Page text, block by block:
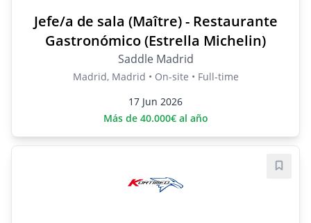
Jefe/a de sala (Maître) - Restaurante
Gastronómico (Estrella Michelin)
Saddle Madrid
Madrid, Madrid • On-site • Full-time
17 Jun 2026
Más de 40.000€ al año
Save